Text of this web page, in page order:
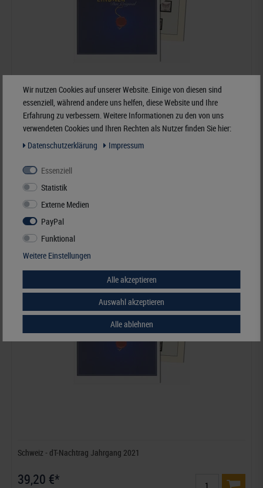
Österreich Kleinbogen - dT-Nachtrag Jahrgang 2021
Best.Nummer dT209K-15-2021
Schweiz - dT-Nachtrag Jahrgang 2021
39,20 €*
Wir nutzen Cookies auf unserer Website. Einige von diesen sind
essenziell, während andere uns helfen, diese Website und Ihre
Erfahrung zu verbessern. Weitere Informationen zu den von uns
verwendeten Cookies und Ihren Rechten als Nutzer finden Sie hier:
Daten­schutz­erklärung
Impressum
Essenziell
Statistik
Externe Medien
PayPal
Funktional
Weitere Einstellungen
Alle akzeptieren
Auswahl akzeptieren
Alle ablehnen